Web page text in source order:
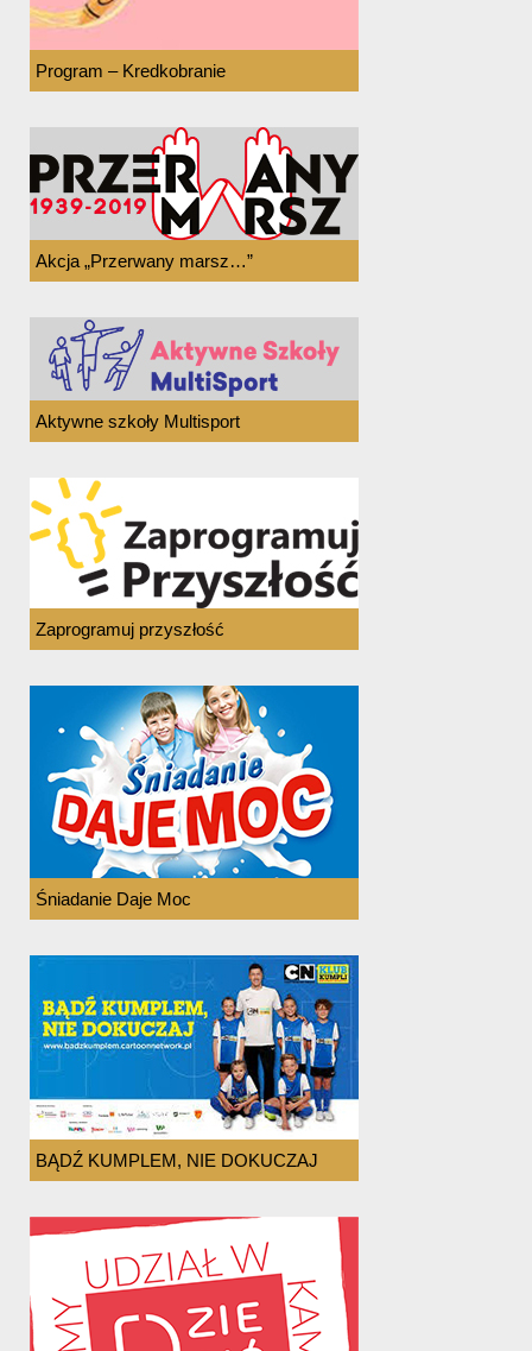
Program – Kredkobranie
Akcja „Przerwany marsz…”
Aktywne szkoły Multisport
Zaprogramuj przyszłość
Śniadanie Daje Moc
BĄDŹ KUMPLEM, NIE DOKUCZAJ